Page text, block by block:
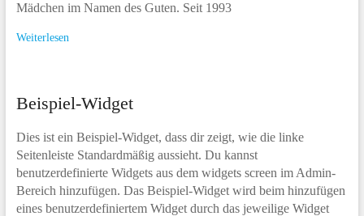
Mädchen im Namen des Guten. Seit 1993
Weiterlesen
Beispiel-Widget
Dies ist ein Beispiel-Widget, dass dir zeigt, wie die linke
Seitenleiste Standardmäßig aussieht. Du kannst
benutzerdefinierte Widgets aus dem widgets screen im Admin-
Bereich hinzufügen. Das Beispiel-Widget wird beim hinzufügen
eines benutzerdefiniertem Widget durch das jeweilige Widget